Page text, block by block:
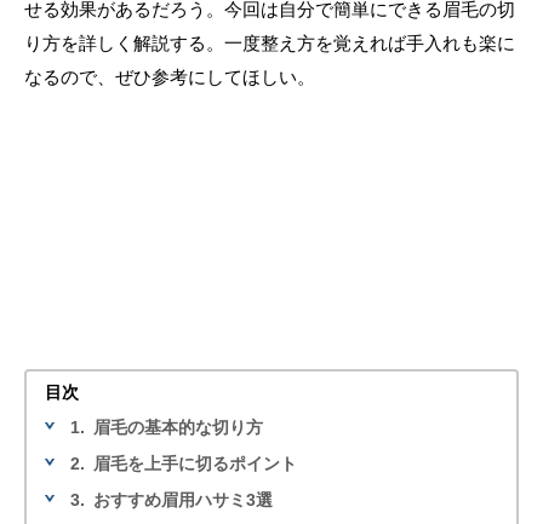
せる効果があるだろう。今回は自分で簡単にできる眉毛の切
り方を詳しく解説する。一度整え方を覚えれば手入れも楽に
なるので、ぜひ参考にしてほしい。
目次
1.
眉毛の基本的な切り方
2.
眉毛を上手に切るポイント
3. おすすめ眉用ハサミ3選